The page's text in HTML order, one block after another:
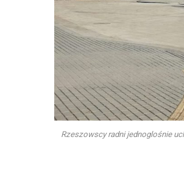
Rzeszowscy radni jednoglośnie